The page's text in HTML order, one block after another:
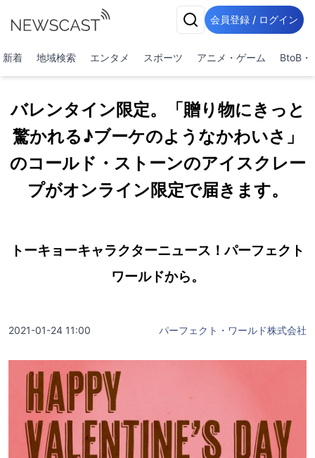
会員登録 / ログイン
新着 地域検索 エンタメ スポーツ アニメ・ゲーム BtoB・
バレンタイン限定。「贈り物にきっと
驚かれる♪ブーケのようなかわいさ」
のコールド・ストーンのアイスクレー
プがオンライン限定で届きます。
トーキョーキャラクターニュース！パーフェクト
ワールドから。
2021-01-24 11:00 パーフェクト・ワールド株式会社